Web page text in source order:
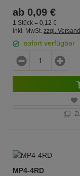
ab 0,09 €
1 Stück = 0, 12 €
inkl. MwSt. zzgl.
sofort verfügbar
MP4-4RD